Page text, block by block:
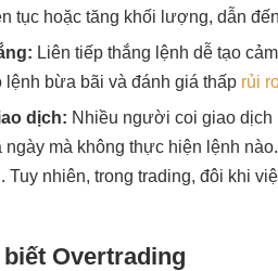
tục hoặc tăng khối lượng, dẫn
Liên tiếp thắng lệnh dễ tạo
lệnh bừa bãi và đánh giá thấp rủi
dịch: Nhiều người coi giao dịch
ngày mà không thực hiện lệnh
Tuy nhiên, trong trading, đôi khi
Overtrading